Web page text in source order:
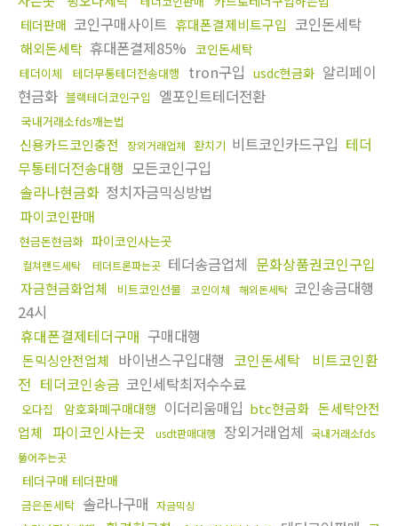
테더판매 코인구매사이트 휴대폰결제비트구입 코인돈세탁
해외돈세탁 휴대폰결제85% 코인돈세탁
테더이체 테더무통테더전송대행 tron구입 usdc현금화 알리페이
현금화 블랙테더코인구입 엘포인트테더전환
국내거래소fds깨는법
신용카드코인충전 장외거래업체 환치기 비트코인카드구입 테더
무통테더전송대행 모든코인구입
솔라나현금화 정치자금믹싱방법
파이코인판매
현금돈현금화 파이코인사는곳
컬쳐랜드세탁 테더트론파는곳 테더송금업체 문화상품권코인구입
자금현금화업체 비트코인선물 코인이체 해외돈세탁 코인송금대행
24시
휴대폰결제테더구매 구매대행
돈믹싱안전업체 바이낸스구입대행 코인돈세탁 비트코인환
전 테더코인송금 코인세탁최저수수료
오다집 암호화폐구매대행 이더리움매입 btc현금화 돈세탁안전
업체
파이코인사는곳 usdt판매대행 장외거래업체 국내거래소fds
뚫어주는곳
테더구매 테더판매
금은돈세탁 솔라나구매 자금믹싱